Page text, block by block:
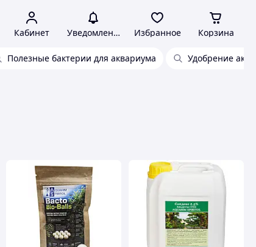
Кабинет Уведомления Избранное Корзина
Полезные бактерии для аквариума Удобрение